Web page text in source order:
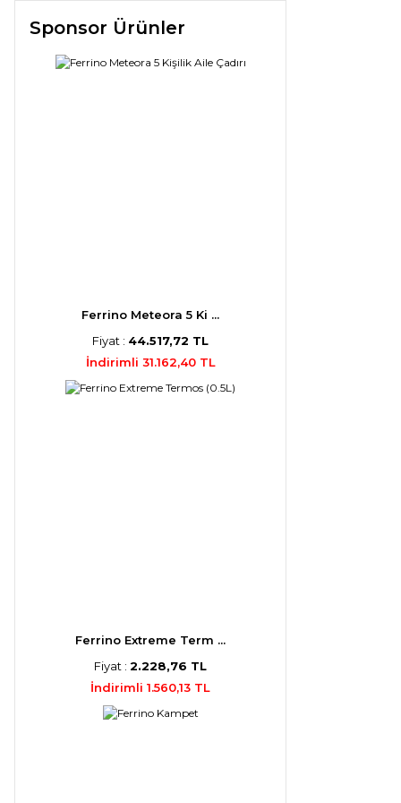
Sponsor Ürünler
Ferrino Meteora 5 Ki ...
Fiyat : 44.517,72 TL
İndirimli 31.162,40 TL
Ferrino Extreme Term ...
Fiyat : 2.228,76 TL
İndirimli 1.560,13 TL